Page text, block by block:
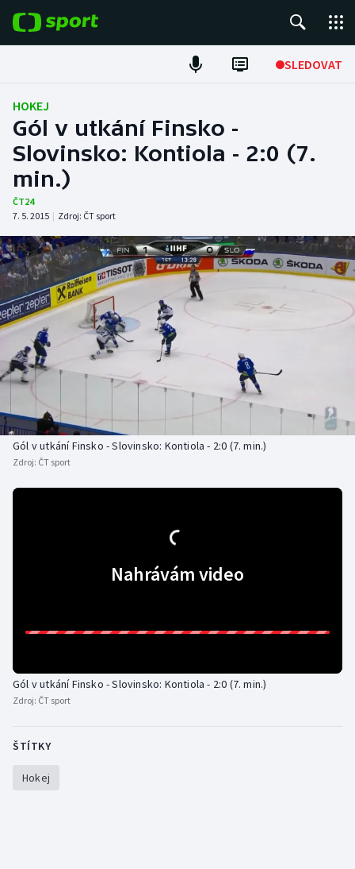
SLEDOVAT
Fotbal
Hokej
Tenis
Atletika
Cyklistika
DALŠÍ SPORTY
Americký fotbal
Baseball a softbal
Basketbal
Biatlon
Florbal
Futsal
Golf
Gymnastika
Házená
NEPŘEHLÉDNĚTE
Soutěže
Historické návraty
Aplikace ČT sport
HOKEJ
Gól v utkání Finsko -
Slovinsko: Kontiola - 2:0 (7.
min.)
ČT24
7. 5. 2015 | Zdroj: ČT sport
Gól v utkání Finsko - Slovinsko: Kontiola - 2:0 (7. min.)
Zdroj: ČT sport
Nahrávám video
Gól v utkání Finsko - Slovinsko: Kontiola - 2:0 (7. min.)
Zdroj: ČT sport
ŠTÍTKY
Hokej